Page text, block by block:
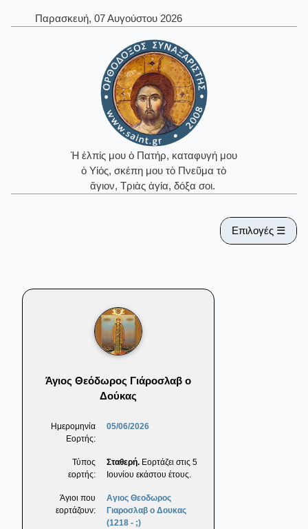
Παρασκευή, 07 Αυγούστου 2026
Ἡ ἐλπίς μου ὁ Πατήρ, καταφυγή μου
ὁ Υἱός, σκέπη μου τὸ Πνεῦμα τὸ
ἅγιον, Τριὰς ἁγία, δόξα σοι.
Επιλογές ☰
Άγιος Θεόδωρος Γιάροσλαβ ο
Δούκας
Ημερομηνία
Εορτής:
05/06/2026
Τύπος
εορτής:
Σταθερή. Εορτάζει στις 5
Ιουνίου εκάστου έτους.
Άγιοι που
εορτάζουν:
Αγιος Θεοδωρος
Γιαροσλαβ ο Δουκας
(1218 - ;)